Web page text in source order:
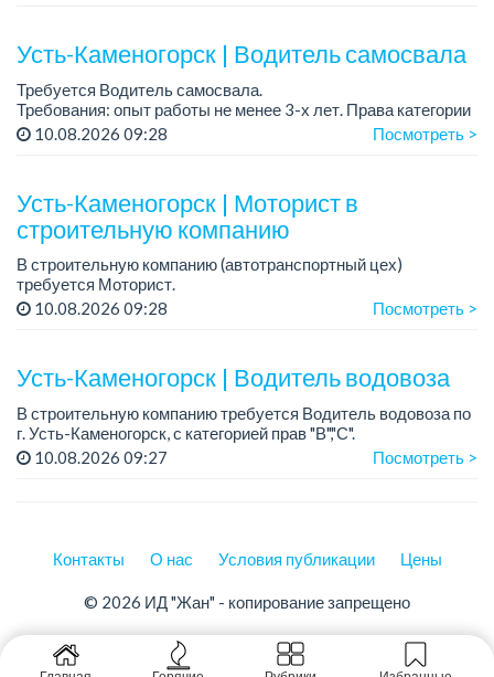
Усть-Каменогорск | Водитель самосвала
Требуется Водитель самосвала.
Требования: опыт работы не менее 3-х лет. Права категории
«В», «С». Удостоверение по промышленной безопасности....
10.08.2026 09:28 Посмотреть >
Усть-Каменогорск | Моторист в
строительную компанию
В строительную компанию (автотранспортный цех)
требуется Моторист.
Требования: опыт работы от 4 лет
10.08.2026 09:28 Посмотреть >
Усть-Каменогорск | Водитель водовоза
В строительную компанию требуется Водитель водовоза по
г. Усть-Каменогорск, с категорией прав "В","С".
10.08.2026 09:27 Посмотреть >
Контакты О нас Условия публикации Цены
© 2026 ИД "Жан" - копирование запрещено